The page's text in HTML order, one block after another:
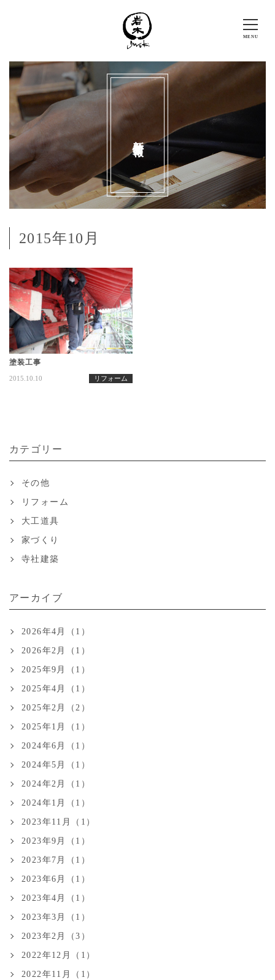
2015年10月
塗装工事
2015.10.10 リフォーム
カテゴリー
その他
リフォーム
大工道具
家づくり
寺社建築
アーカイブ
2026年4月（1）
2026年2月（1）
2025年9月（1）
2025年4月（1）
2025年2月（2）
2025年1月（1）
2024年6月（1）
2024年5月（1）
2024年2月（1）
2024年1月（1）
2023年11月（1）
2023年9月（1）
2023年7月（1）
2023年6月（1）
2023年4月（1）
2023年3月（1）
2023年2月（3）
2022年12月（1）
2022年11月（1）